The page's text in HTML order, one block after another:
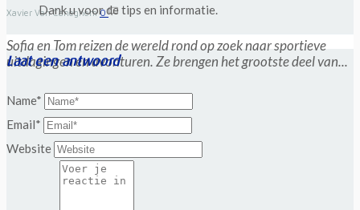
Xavier Van Caneghem 0
Sofia en Tom reizen de wereld rond op zoek naar sportieve
uitdagingen en avonturen. Ze brengen het grootste deel van...
Dank u voor de tips en informatie.
Laat een antwoord
Name*
Email*
Website